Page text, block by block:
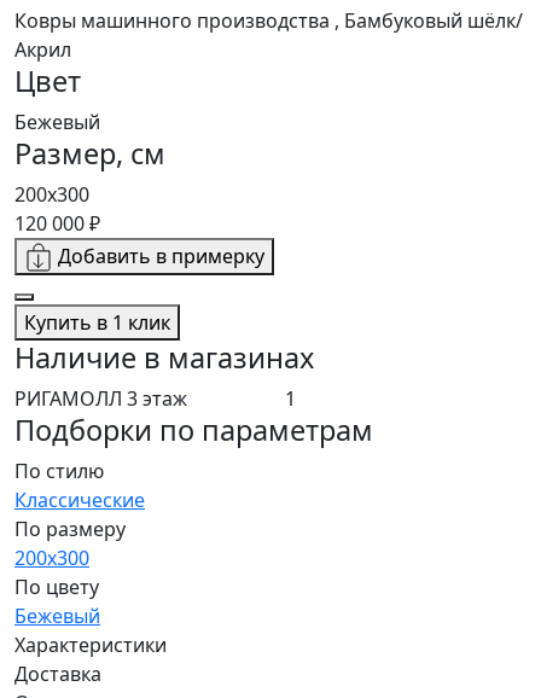
Ковры машинного производства , Бамбуковый шёлк/
Акрил
Цвет
Бежевый
Размер, см
200x300
120 000 ₽
Добавить в примерку
Купить в 1 клик
Наличие в магазинах
РИГАМОЛЛ 3 этаж 1
Подборки по параметрам
По стилю
Классические
По размеру
200x300
По цвету
Бежевый
Характеристики
Доставка